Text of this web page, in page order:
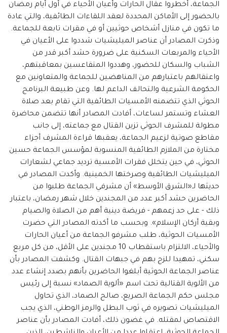
الجماعة، أخطروا عقال الحارات وأعيان الأحياء في أول أيام رمضان
بالحضور إلى الأماكن المحددة لعقد اللقاءات الطائفية، والتي عادة
ما تكون في منازل أشخاص حوثيين أو في مقرات تابعة للجماعة.
وذكرت المصادر أن عناصر الميليشيات شددوا على الأعيان في
الأحياء والمربعات السكنية على ضرورة حشد أكبر قدر من
الشباب والسكان للحضور، وهددوا المتقاعسين بمعاقبتهم،
واعتقالهم باعتبارهم من المناهضين للجماعة والمتعاونين مع
الحكومة الشرعية والتحالف الداعم لها. وعن طبيعة البرنامج
الحوثي الذي تتضمنه الأمسيات الطائفية التي تقام بعد صلاة
العشاء وتستمر لساعات، أفادت المصادر أنها تتضمن محاضرة
مطولة للمشرف الحوثي تزين القتال مع جماعته، إلى جانب
مقاطع صوتية لزعيم الجماعة، يعقبها قراءة المشرف أجزاء
مختارة من الملازم الطائفية المنسوبة لمؤسس الجماعة حسين
الحوثي، في حين يتخلل فقرات الأمسية ترديد جماعي لشعارات
الميليشيات الطائفية وصرختها الخمينية. وأكدت المصادر في
حديثها لـ«الشرق الأوسط» أن مشرفي الجماعة طلبوا من
الحاضرين حشد أكبر عدد من المجندين خلال شهر رمضان، باعتبار
ذلك - على حد زعمهم - فريضة دينية أهم من الصلاة والصيام
وبقية أركان الإسلام». وبحسب ما أكدته المصادر التي حضرت
الأمسيات الحوثية، طلب مشرفو الجماعة من أعيان الحارات
والأحياء، الالتزام باستقطاب 10 مجندين على الأقل، من كل مربع
سكني، تمهيدا للزج بهم في جبهات القتال. وكشفت المصادر بأن
عناصر الجماعة الحوثية أبلغوا الحاضرين بأنهم بصدد إنشاء عدد
من الألوية القتالية تحت اسم «ألوية الصماد» نسبة إلى رئيس
مجلس حكم الجماعة الصريع، صالح الصماد، الذي تحاول
الميليشيات تصويره في ثوب البطل والرمز الوطني، الذي يجب
الاقتصاص لمقتله. في غضون ذلك، أفادت المصادر بأن عناصر